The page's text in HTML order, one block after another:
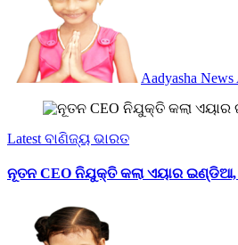
Aadyasha News
Latest ବାଣିଜ୍ୟ ଭାରତ
ନୂତନ CEO ନିଯୁକ୍ତି କଲା ଏୟାର